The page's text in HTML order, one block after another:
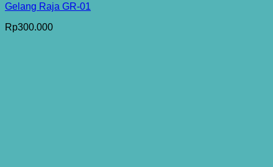
Gelang Raja GR-01
Rp300.000